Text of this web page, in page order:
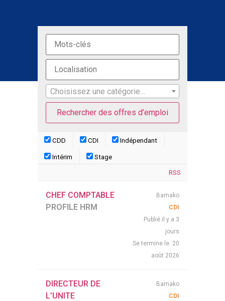
Choisissez une catégorie…
CDD CDI Indépendant
Intérim Stage
RSS
CHEF COMPTABLE
PROFILE HRM
Bamako
CDI
Publié il y a 3
jours
Se termine le: 20
août 2026
DIRECTEUR DE
L’UNITE
Bamako
CDI